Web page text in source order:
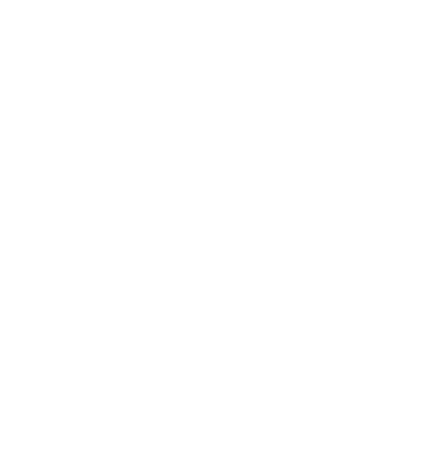
Глинки
Глинки — высшее музыкальное учебное
культуры РСФСР, консерватория
за пределами европейской части